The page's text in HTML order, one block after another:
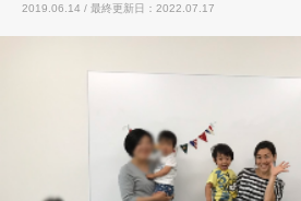
2019.06.14 / 最終更新日：2022.07.17